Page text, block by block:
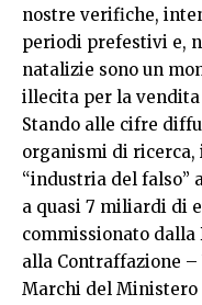
nostre verifiche,
periodi prefestivi e,
natalizie sono un
illecita per la
Stando alle cifre
organismi di ricerca,
“industria del falso”
a quasi 7 miliardi di
commissionato
alla Contraffazione
Marchi del Ministero